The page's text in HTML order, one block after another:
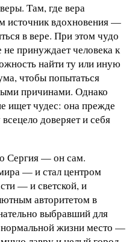
Там, где вера
источник вдохновения —
в вере. При этом чудо
не принуждает человека к
найти ту или иную
чтобы попытаться
причинами. Однако
ищет чудес: она прежде
доверяет и себя
Сергия — он сам.
— и стал центром
— и светской, и
авторитетом в
выбравший для
нормальной жизни место —